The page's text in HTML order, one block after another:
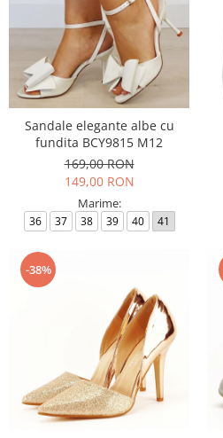
Sandale elegante albe cu
fundita BCY9815 M12
169,00 RON
149,00 RON
Marime:
36 37 38 39 40 41
-38%